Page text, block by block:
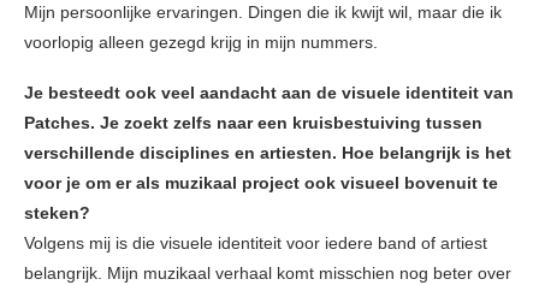
Mijn persoonlijke ervaringen. Dingen die ik kwijt wil, maar die ik
voorlopig alleen gezegd krijg in mijn nummers.
Je besteedt ook veel aandacht aan de visuele identiteit van
Patches. Je zoekt zelfs naar een kruisbestuiving tussen
verschillende disciplines en artiesten. Hoe belangrijk is het
voor je om er als muzikaal project ook visueel bovenuit te
steken?
Volgens mij is die visuele identiteit voor iedere band of artiest
belangrijk. Mijn muzikaal verhaal komt misschien nog beter over